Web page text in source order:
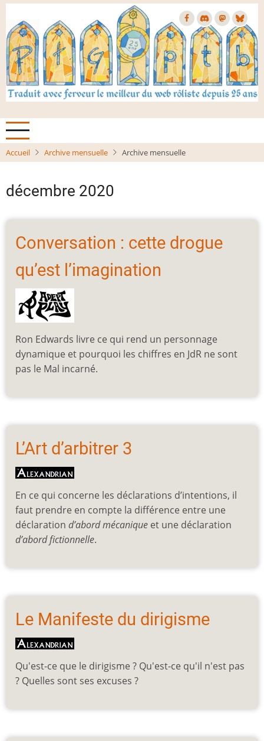
Aller
contenu
principal
Accueil Archive mensuelle Archive mensuelle
décembre 2020
Conversation : cette drogue
qu’est l’imagination
Ron Edwards livre ce qui rend un personnage
dynamique et pourquoi les chiffres en JdR ne sont
pas le Mal incarné.
L’Art d’arbitrer 3
En ce qui concerne les déclarations d’intentions, il
faut prendre en compte la différence entre une
déclaration d’abord mécanique et une déclaration
d’abord fictionnelle.
Le Manifeste du dirigisme
Qu'est-ce que le dirigisme ? Qu'est-ce qu'il n'est pas
? Quelles sont ses excuses ?